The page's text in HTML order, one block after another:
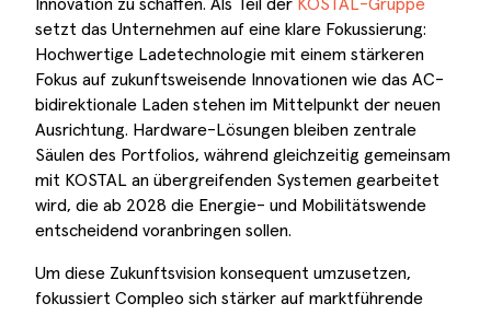
Innovation zu schaffen. Als Teil der KOSTAL-Gruppe
setzt das Unternehmen auf eine klare Fokussierung:
Hochwertige Ladetechnologie mit einem stärkeren
Fokus auf zukunftsweisende Innovationen wie das AC-
bidirektionale Laden stehen im Mittelpunkt der neuen
Ausrichtung. Hardware-Lösungen bleiben zentrale
Säulen des Portfolios, während gleichzeitig gemeinsam
mit KOSTAL an übergreifenden Systemen gearbeitet
wird, die ab 2028 die Energie- und Mobilitätswende
entscheidend voranbringen sollen.
Um diese Zukunftsvision konsequent umzusetzen,
fokussiert Compleo sich stärker auf marktführende